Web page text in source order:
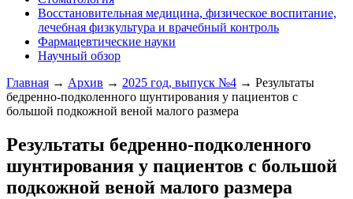
Восстановительная медицина, физическое воспитание,
лечебная физкультура и врачебный контроль
Фармацевтические науки
Научный обзор
Главная → Архив → 2025 год, выпуск №4 → Результаты
бедренно-подколенного шунтирования у пациентов с
большой подкожной веной малого размера
Результаты бедренно-подколенного
шунтирования у пациентов с большой
подкожной веной малого размера